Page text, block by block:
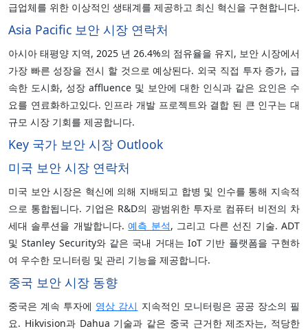
급업체를 위한 이상적인 생태계를 제공하고 최신 혁신을 구현합니다.
Asia Pacific 보안 시장 연락처
아시아 태평양 지역, 2025 년 26.4%의 점유율을 유지, 보안 시장에서
가장 빠른 성장을 전시 할 것으로 예상된다. 외국 직접 투자 증가, 급
속한 도시화, 성장 affluence 및 보안에 대한 인식과 같은 요인은 수
요를 연료화하고있다. 인프라 개발 프로젝트와 결합 된 큰 인구는 대
규모 시장 기회를 제공합니다.
Key 국가 보안 시장 Outlook
미국 보안 시장 연락처
미국 보안 시장은 혁신에 의해 지배되고 합병 및 인수를 통해 지속적
으로 통합됩니다. 기업은 R&D의 광범위한 투자로 컴퓨터 비전의 차
세대 솔루션을 개발합니다.예측 분석, 그리고 다른 선진 기술. ADT
및 Stanley Security와 같은 국내 거대는 IoT 기반 플랫폼을 구현하
여 우수한 모니터링 및 관리 기능을 제공합니다.
중국 보안 시장 동향
중국은 계속 투자에 영상 감시 지속적인 모니터링은 공공 장소의 필
요. Hikvision과 Dahua 기술과 같은 중국 근거한 제조자는, 적당한